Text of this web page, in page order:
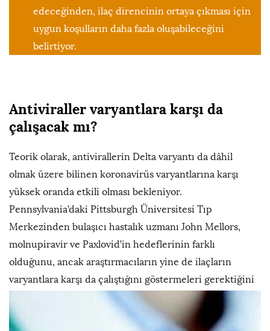
edeceğinden, ilaç direncinin ortaya çıkması için
uygun koşulların daha fazla oluşabileceğini
belirtiyor.
Antiviraller varyantlara karşı da
çalışacak mı?
Teorik olarak, antivirallerin Delta varyantı da dâhil
olmak üzere bilinen koronavirüs varyantlarına karşı
yüksek oranda etkili olması bekleniyor.
Pennsylvania’daki Pittsburgh Üniversitesi Tıp
Merkezinden bulaşıcı hastalık uzmanı John Mellors,
molnupiravir ve Paxlovid’in hedeflerinin farklı
olduğunu, ancak araştırmacıların yine de ilaçların
varyantlara karşı da çalıştığını göstermeleri gerektiğini